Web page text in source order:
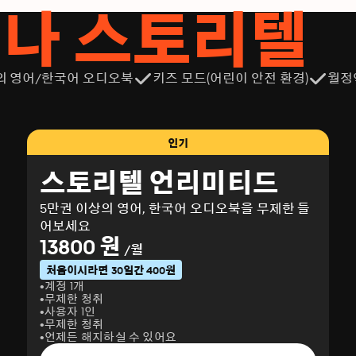
스토리텔
영어/한국어 오디오북 키즈 모드(어린이 안전 환경) 월정
인기
스토리텔 언리미티드
5만권 이상의 영어, 한국어 오디오북을 무제한 들
어보세요
13800 원 /월
처음이시라면 30일간 400원
계정 1개
무제한 청취
사용자 1인
무제한 청취
언제든 해지하실 수 있어요